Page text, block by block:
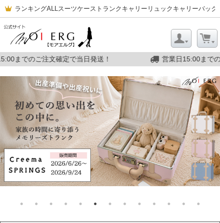
ランキングALLスーツケース トランクキャリー リュックキャリーバッグ
で当日発送！ 営業日15:00までのご注文確定で当日発